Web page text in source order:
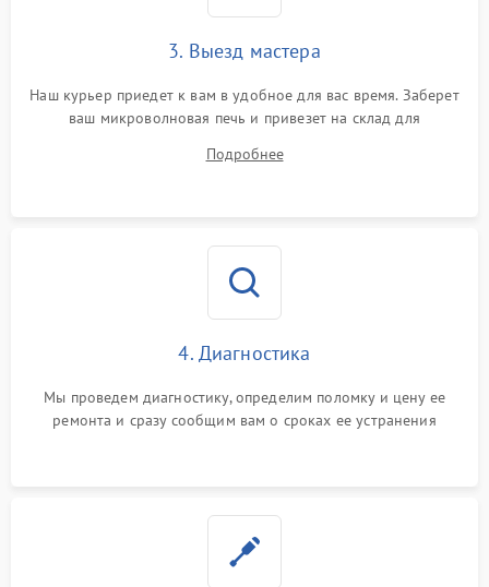
3. Выезд мастера
Наш курьер приедет к вам в удобное для вас время. Заберет
ваш микроволновая печь и привезет на склад для
Подробнее
4. Диагностика
Мы проведем диагностику, определим поломку и цену ее
ремонта и сразу сообщим вам о сроках ее устранения